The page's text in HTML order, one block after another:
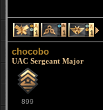
1 1 1
chocobo
UAC Sergeant Major
899